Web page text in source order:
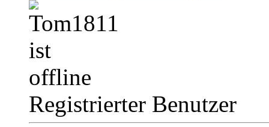
Registrierter Benutzer